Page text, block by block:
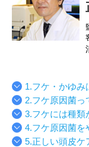
1.フケ・かゆみ
2.フケ原因菌っ
3.フケには種類
4.フケ原因菌を
5.正しい頭皮ケ